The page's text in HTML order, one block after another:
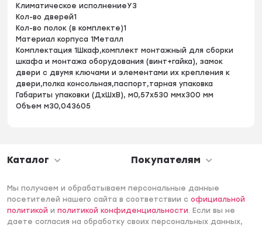
Климатическое исполнениеУЗ
Кол-во дверей1
Кол-во полок (в комплекте)1
Материал корпуса 1Металл
Комплектация 1Шкаф,комплект монтажный для сборки
шкафа и монтажа оборудования (винт+гайка), замок
двери с двумя ключами и элементами их крепления к
двери,полка консольная,паспорт,тарная упаковка
Габариты упаковки (ДхШхВ), м0,57x530 ммx300 мм
Объем м30,043605
Каталог Покупателям
Мы получаем и обрабатываем персональные данные
посетителей нашего сайта в соответствии софициальной
политикой иполитикой конфиденциальности. Если вы не
даете согласия на обработку своих персональных данных,